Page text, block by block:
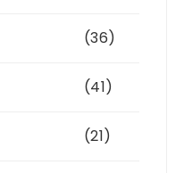
(36)
(41)
(21)